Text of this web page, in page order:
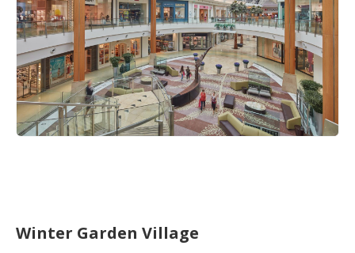
Winter Garden Village